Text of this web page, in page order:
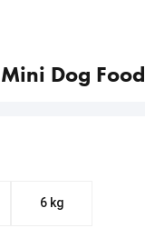
Dog
6 kg